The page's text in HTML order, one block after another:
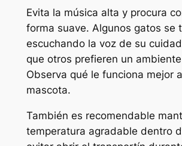
Evita la música alta y procura
forma suave. Algunos gatos se
escuchando la voz de su
que otros prefieren un
Observa qué le funciona mejor
mascota.
También es recomendable
temperatura agradable dentro